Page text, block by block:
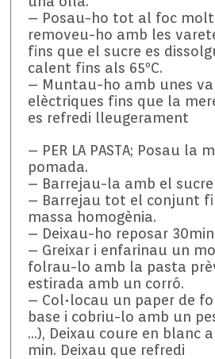
– Posau-ho tot al foc
removeu-ho amb les
fins que el sucre es
calent fins als 65ºC.
– Muntau-ho amb unes
elèctriques fins que la
es refredi lleugerament
– PER LA PASTA; Posau la
pomada.
– Barrejau-la amb el sucre
– Barrejau tot el conjunt
massa homogènia.
– Deixau-ho reposar
– Greixar i enfarinau un
folrau-lo amb la pasta
estirada amb un corró.
– Col•locau un paper de
base i cobriu-lo amb un
…), Deixau coure en blanc a
min. Deixau que refredi